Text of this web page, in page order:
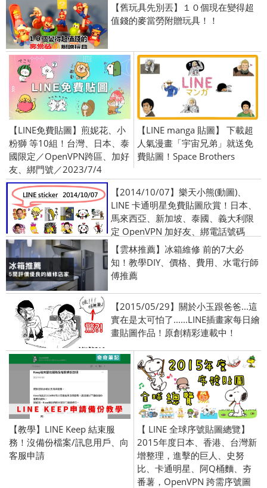
【舊玩具先別丟】１０個現在變得超
值錢的麥當勞附贈玩具！！
【LINE免費貼圖】煎妮花、小
粉獅 等10組！台灣、日本、泰
國限定／OpenVPN跨區、加好
友、綁門號／2023/7/4
【LINE manga 貼圖】 下載超
人氣漫畫「宇宙兄弟」就送免
費貼圖！Space Brothers
【2014/10/07】樂天小熊(動圖)、
LINE 卡通明星免費貼圖欣賞！日本、
馬來西亞、新加坡、泰國、義大利限
定 OpenVPN 加好友、綁電話號碼
【雲林推薦】冰箱維修 前的7大必
知！教學DIY、價格、費用、水電行師
傅推薦
【2015/05/29】關於小玉跟爸爸...這
實在是太可怕了......LINE插畫家每日繪
畫貼圖作品！原創精彩連載中！
【教學】LINE Keep 結束服
務！沒備份檔案/訊息用戶、向
客服申請
【 LINE 全球序號貼圖總覽】
2015年度日本、香港、台灣新
增整理，進擊的巨人、史努
比、卡通明星、阿Q桶麵、夯
番薯，OpenVPN 跨需序號圖